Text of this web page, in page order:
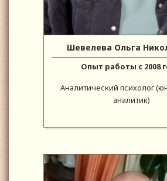
Шевелева Ольга
Опыт работы с 2008
Аналитический психолог
аналитик)